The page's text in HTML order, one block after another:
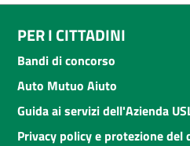
PER I CITTADINI
Bandi di concorso
Auto Mutuo Aiuto
Guida ai servizi dell'Azienda
Privacy policy e protezione del